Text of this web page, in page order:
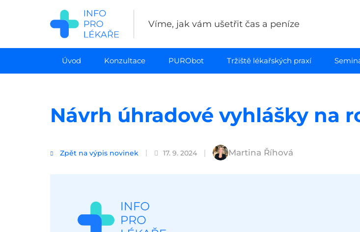
Víme, jak vám ušetřit čas a peníze
Úvod Konzultace PURObot Tržiště lékařských praxí
Návrh úhradové vyhlášky na
Zpět na výpis novinek 17. 9. 2024 Martina Říhová